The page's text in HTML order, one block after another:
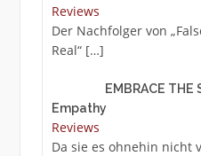
Reviews
Der Nachfolger von
Real“ […]
EMBRACE
Empathy
Reviews
Da sie es ohnehin nicht